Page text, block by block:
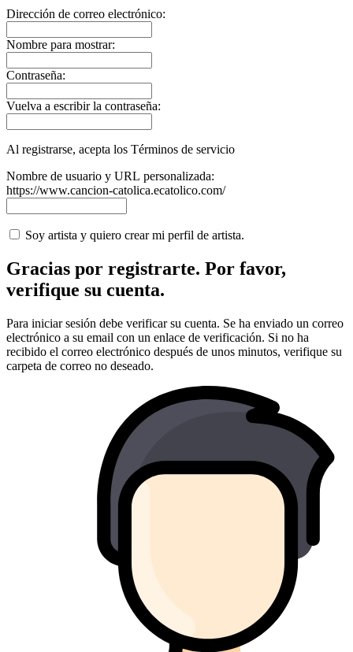
Dirección de correo electrónico:
Nombre para mostrar:
Contraseña:
Vuelva a escribir la contraseña:
Al registrarse, acepta los Términos de servicio
Nombre de usuario y URL personalizada:
https://www.cancion-catolica.ecatolico.com/
Soy artista y quiero crear mi perfil de artista.
Gracias por registrarte. Por favor,
verifique su cuenta.
Para iniciar sesión debe verificar su cuenta. Se ha enviado un correo
electrónico a su email con un enlace de verificación. Si no ha
recibido el correo electrónico después de unos minutos, verifique su
carpeta de correo no deseado.